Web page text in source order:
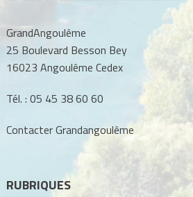
GrandAngoulême
25 Boulevard Besson Bey
16023 Angoulême Cedex
Tél. : 05 45 38 60 60
Contacter Grandangoulême
RUBRIQUES